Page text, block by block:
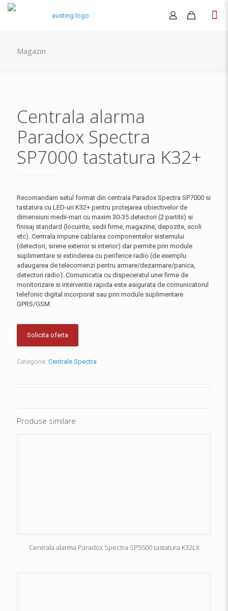
Magazin
Centrala alarma
Paradox Spectra
SP7000 tastatura K32+
Recomandam setul format din centrala Paradox Spectra SP7000 si
tastatura cu LED-uri K32+ pentru protejarea obiectivelor de
dimensiuni medii-mari cu maxim 30-35 detectori (2 partitii) si
finisaj standard (locuinte, sedii firme, magazine, depozite, scoli
etc). Centrala impune cablarea componentelor sistemului
(detectori, sirene exterior si interior) dar permite prin module
suplimentare si extinderea cu periferice radio (de exemplu
adaugarea de telecomenzi pentru armare/dezarmare/panica,
detectori radio). Comunicatia cu dispeceratul unei firme de
monitorizare si interventie rapida este asigurata de comunicatorul
telefonic digital incorporat sau prin module suplimentare
GPRS/GSM.
Solicita oferta
Categorie: Centrale Spectra
Produse similare
Centrala alarma Paradox Spectra SP5500 tastatura K32LX